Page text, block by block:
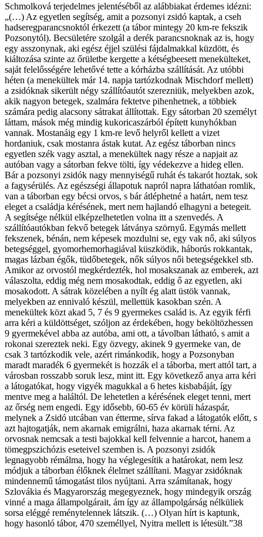
Schmolková terjedelmes jelentéséből az alábbiakat érdemes idézni:
„(…) Az egyetlen segítség, amit a pozsonyi zsidó kaptak, a cseh
hadseregparancsnoktól érkezett (a tábor mintegy 20 km-re fekszik
Pozsonytól). Becsületére szolgál a derék parancsnoknak az is, hogy
egy asszonynak, aki egész éjjel szülési fájdalmakkal küzdött, és
kiáltozása szinte az őrületbe kergette a kétségbeesett menekülteket,
saját felelősségére lehetővé tette a kórházba szállítását. Az utóbbi
héten (a menekültek már 14. napja tartózkodnak Mischdorf mellett)
a zsidóknak sikerült négy szállítóautót szerezniük, melyekben azok,
akik nagyon betegek, szalmára fektetve pihenhetnek, a többiek
számára pedig alacsony sátrakat állítottak. Egy sátorban 20 személyt
láttam, mások még mindig kukoricaszárból épített kunyhókban
vannak. Mostanáig egy 1 km-re levő helyről kellett a vizet
hordaniuk, csak mostanra ástak kutat. Az egész táborban nincs
egyetlen szék vagy asztal, a menekültek nagy része a napjait az
autóban vagy a sátorban fekve tölti, így védekezve a hideg ellen.
Bár a pozsonyi zsidók nagy mennyiségű ruhát és takarót hoztak, sok
a fagysérülés. Az egészségi állapotuk napról napra láthatóan romlik,
van a táborban egy bécsi orvos, s bár átléphetné a határt, nem tesz
eleget a családja kérésének, mert nem hajlandó elhagyni a betegeit.
A segítsége nélkül elképzelhetetlen volna itt a szenvedés. A
szállítóautókban fekvő betegek látványa szörnyű. Egymás mellett
fekszenek, bénán, nem képesek mozdulni se, egy vak nő, aki súlyos
betegséggel, gyomorhemorhagiával küszködik, háborús rokkantak,
magas lázban égők, tüdőbetegek, nők súlyos női betegségekkel stb.
Amikor az orvostól megkérdezték, hol mosakszanak az emberek, azt
válaszolta, eddig még nem mosakodtak, eddig ő az egyetlen, aki
mosakodott. A sátrak közelében a nyílt ég alatt üstök vannak,
melyekben az ennivaló készül, mellettük kasokban szén. A
menekültek közt akad 5, 7 és 9 gyermekes család is. Az egyik férfi
arra kéri a küldöttséget, szóljon az érdekében, hogy beköltözhessen
9 gyermekével abba az autóba, ami ott, a távolban látható, s amit a
rokonai szereztek neki. Egy özvegy, akinek 9 gyermeke van, de
csak 3 tartózkodik vele, azért rimánkodik, hogy a Pozsonyban
maradt maradék 6 gyermekét is hozzák el a táborba, mert attól tart, a
városban rosszabb soruk lesz, mint itt. Egy következő anya arra kéri
a látogatókat, hogy vigyék magukkal a 6 hetes kisbabáját, így
mentve meg a haláltól. De lehetetlen a kérésének eleget tenni, mert
az őrség nem engedi. Egy idősebb, 60-65 év körüli házaspár,
melynek a Zsidó utcában van étterme, sírva fakad a látogatók előtt, s
azt hajtogatják, nem akarnak emigrálni, haza akarnak térni. Az
orvosnak nemcsak a testi bajokkal kell felvennie a harcot, hanem a
tömeg­pszichózis eseteivel szemben is. A pozsonyi zsidók
legnagyobb rémálma, hogy ha véglegesítik a határokat, nem lesz
módjuk a táborban élőknek élelmet szállítani. Magyar zsidóknak
mindennemű támogatást tilos nyújtani. Arra számítanak, hogy
Szlovákia és Magyarország megegyeznek, hogy mindegyik ország
vinné a maga állampolgárait, ám így az állampolgárság nélküliek
sorsa eléggé reménytelennek látszik. (…) Olyan hírt is kaptunk,
hogy hasonló tábor, 470 személlyel, Nyitra mellett is létesült.”38